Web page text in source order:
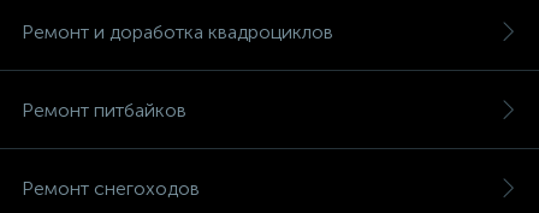
Ремонт и доработка квадроциклов
Ремонт питбайков
Ремонт снегоходов